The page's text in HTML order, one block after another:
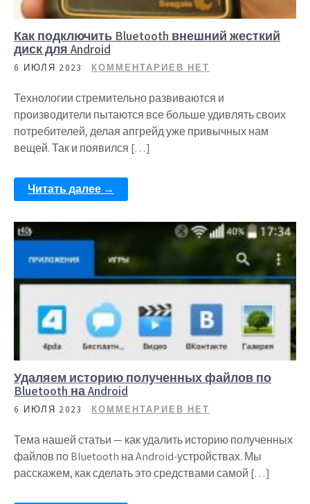
Как подключить Bluetooth внешний жесткий
диск для Android
6 ИЮЛЯ 2023 КОММЕНТАРИЕВ НЕТ
Технологии стремительно развиваются и
производители пытаются все больше удивлять своих
потребителей, делая апгрейд уже привычных нам
вещей. Так и появился […]
Читать далее →
Удаляем историю полученных файлов по
Bluetooth на Android
6 ИЮЛЯ 2023 КОММЕНТАРИЕВ НЕТ
Тема нашей статьи — как удалить историю полученных
файлов по Bluetooth на Android-устройствах. Мы
расскажем, как сделать это средствами самой […]